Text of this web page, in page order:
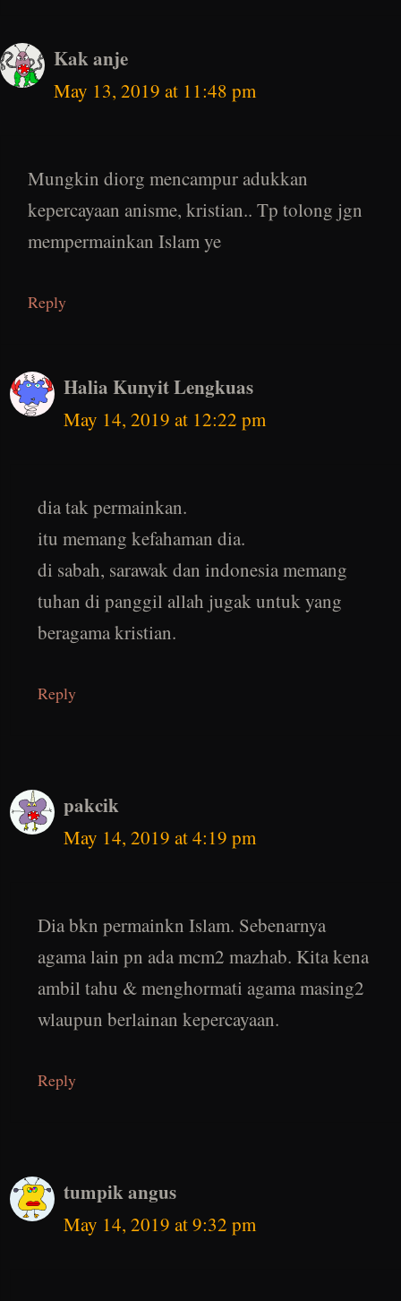
Kak anje
May 13, 2019 at 11:48 pm
Mungkin diorg mencampur adukkan
kepercayaan anisme, kristian.. Tp tolong jgn
mempermainkan Islam ye
Reply
Halia Kunyit Lengkuas
May 14, 2019 at 12:22 pm
dia tak permainkan.
itu memang kefahaman dia.
di sabah, sarawak dan indonesia memang
tuhan di panggil allah jugak untuk yang
beragama kristian.
Reply
pakcik
May 14, 2019 at 4:19 pm
Dia bkn permainkn Islam. Sebenarnya
agama lain pn ada mcm2 mazhab. Kita kena
ambil tahu & menghormati agama masing2
wlaupun berlainan kepercayaan.
Reply
tumpik angus
May 14, 2019 at 9:32 pm